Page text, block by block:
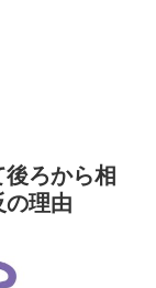
後ろから相
の理由